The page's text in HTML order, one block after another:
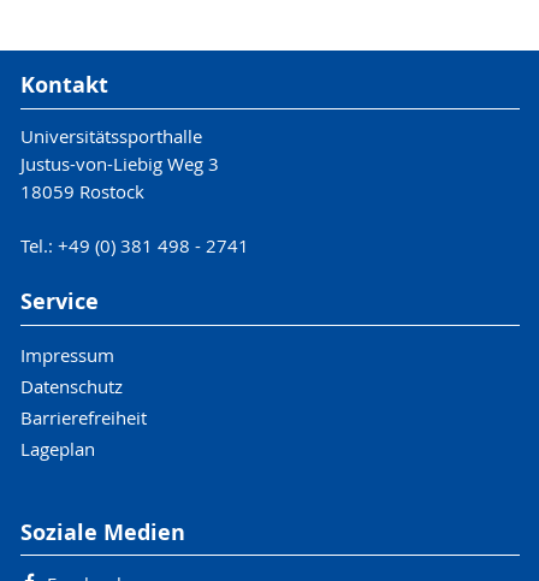
Kontakt
Universitätssporthalle
Justus-von-Liebig Weg 3
18059 Rostock
Tel.: +49 (0) 381 498 - 2741
Service
Impressum
Datenschutz
Barrierefreiheit
Lageplan
Soziale Medien